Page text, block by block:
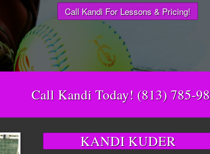
Call Kandi For Lessons & Pricing!
Call Kandi Today! (813) 785-
KANDI KUDER